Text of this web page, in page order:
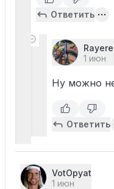
Ответить
1 июн
Ну можно
Ответить
VotOpyat
1 июн